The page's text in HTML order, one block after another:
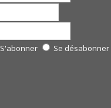
S'abonner Se désabonner